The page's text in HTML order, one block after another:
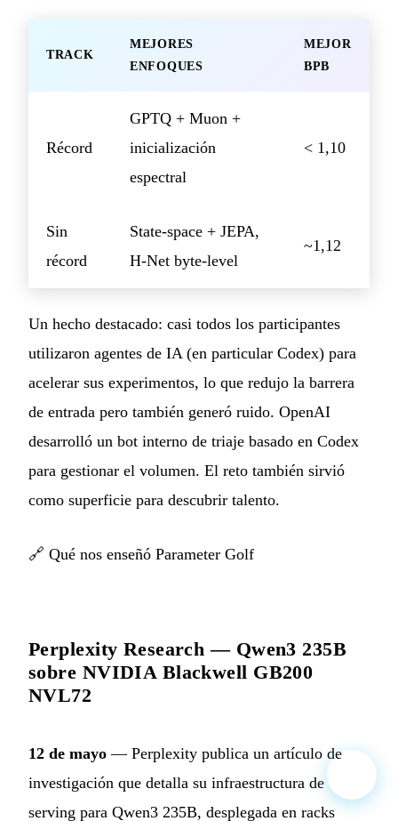
TRACK
MEJORES
ENFOQUES
MEJOR
BPB
Récord
GPTQ + Muon +
inicialización
espectral
< 1,10
Sin
récord
State-space + JEPA,
H-Net byte-level
~1,12
Un hecho destacado: casi todos los participantes
utilizaron agentes de IA (en particular Codex) para
acelerar sus experimentos, lo que redujo la barrera
de entrada pero también generó ruido. OpenAI
desarrolló un bot interno de triaje basado en Codex
para gestionar el volumen. El reto también sirvió
como superficie para descubrir talento.
🔗 Qué nos enseñó Parameter Golf
Perplexity Research — Qwen3 235B
sobre NVIDIA Blackwell GB200
NVL72
12 de mayo — Perplexity publica un artículo de
investigación que detalla su infraestructura de
serving para Qwen3 235B, desplegada en racks